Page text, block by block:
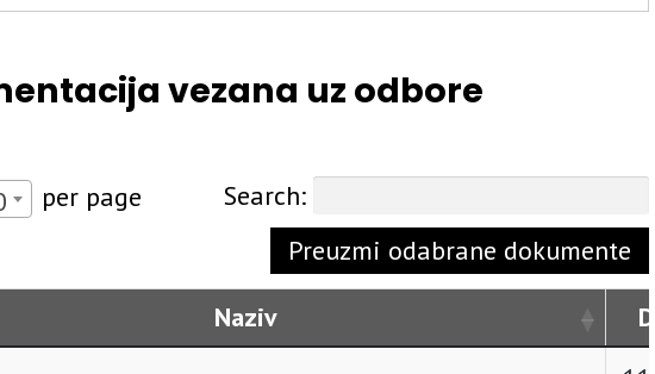
vezana uz odbore
per page
Search:
Preuzmi odabrane dokumente
Naziv